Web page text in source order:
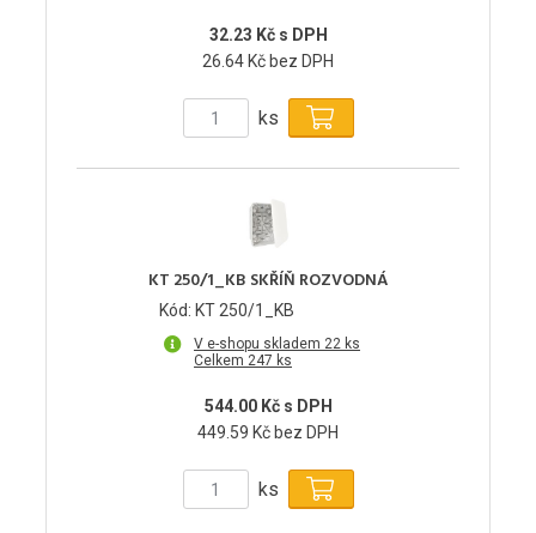
32.23 Kč s DPH
26.64 Kč bez DPH
ks
KT 250/1_KB SKŘÍŇ ROZVODNÁ
Kód: KT 250/1_KB
V e-shopu skladem 22 ks
Celkem 247 ks
544.00 Kč s DPH
449.59 Kč bez DPH
ks